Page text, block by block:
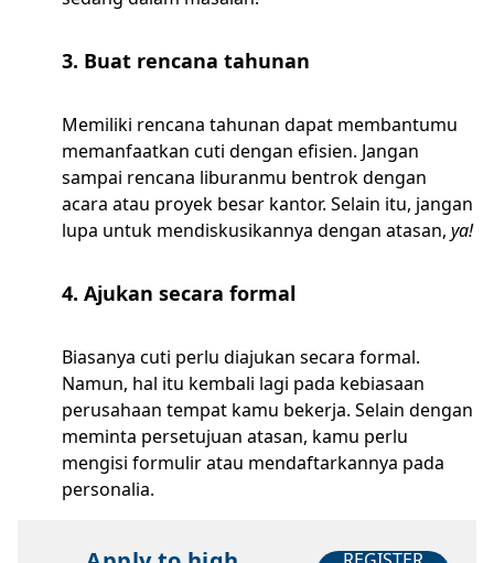
3. Buat rencana tahunan
Memiliki rencana tahunan dapat membantumu
memanfaatkan cuti dengan efisien. Jangan
sampai rencana liburanmu bentrok dengan
acara atau proyek besar kantor. Selain itu, jangan
lupa untuk mendiskusikannya dengan atasan, ya!
4. Ajukan secara formal
Biasanya cuti perlu diajukan secara formal.
Namun, hal itu kembali lagi pada kebiasaan
perusahaan tempat kamu bekerja. Selain dengan
meminta persetujuan atasan, kamu perlu
mengisi formulir atau mendaftarkannya pada
personalia.